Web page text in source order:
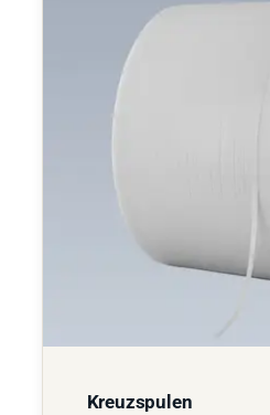
Kreuzspulen